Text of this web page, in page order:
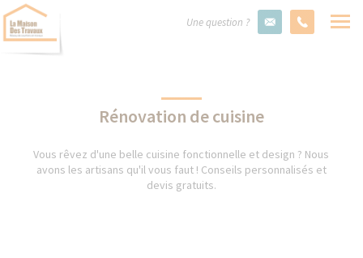
Une question ?
Rénovation de cuisine
Vous rêvez d'une belle cuisine fonctionnelle et design ? Nous
avons les artisans qu'il vous faut ! Conseils personnalisés et
devis gratuits.